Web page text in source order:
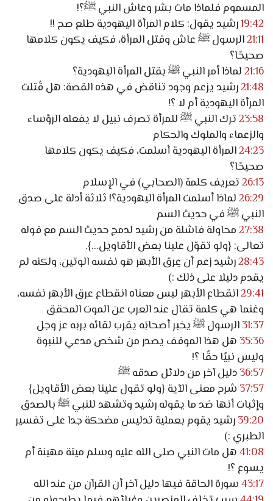
المسموم فلماذا مات بشر وعاش النبي ﷺ؟!
19:42رشيد يقول: كلام المرأة اليهودية طلع صح !!
21:11الرسول ﷺ عاش وقتل المرأة، فكيف يكون كلامها
صحيحًا؟
21:16لماذا أمر النبي ﷺ بقتل المرأة اليهودية؟
21:48رشيد يزعم وجود تناقض في هذه القصة: هل قُتلت
المرأة اليهودية أم لا ؟!
23:58ترك النبي ﷺ للمرأة تصرف نبيل لا يفعله الرؤساء
والزعماء والملوك والحكام
24:23المرأة اليهودية أسلمت، فكيف يكون كلامها
صحيحًا؟
26:13تعريف كلمة (الصحابي) في الإسلام
26:29لماذا أسلمت المرأة اليهودية؟! ثلاثة أدلة على صدق
النبي ﷺ في حديث السم
27:38محاولة فاشلة من رشيد لدمج حديث السم مع قوله
تعالى: {ولو تقوّل علينا بعض الأقاويل...}.
28:43رشيد زعم أن عِرق الأبهر هو نفسه الوتين، ولكنه لم
يقدم دليلا على ذلك :)
29:41انقطاع الأبهر ليس معناه انقطاع عرق الأبهر نفسه،
وغنما هي كلمة تقال عند العرب عن الموت المحقق
31:37الرسول ﷺ يخبر أصحابَه يقرب لقائه بربه عز وجل
35:36 هل هذا الموقف يصدر من شخص مدعي للنبوة
وليس نبيًا حقًا ؟!
36:57دليل آخر من دلائل صدقه ﷺ
37:57 شرح معنى الآية {ولو تقول علينا بعض الأقاويل}
وإثبات أنها ضد ما يقوله رشيد وتشهد للنبي ﷺ بالصدق
39:20رشيد يقوم بعملية تدليس مضحكة جدا على تفسير
الطبري :)
41:08هل مات النبي صلى الله عليه وسلم ميتة مهينة أم
يسوع ؟!
43:17سورة الحاقة فيها دليل آخر أن القرآن من عند الله